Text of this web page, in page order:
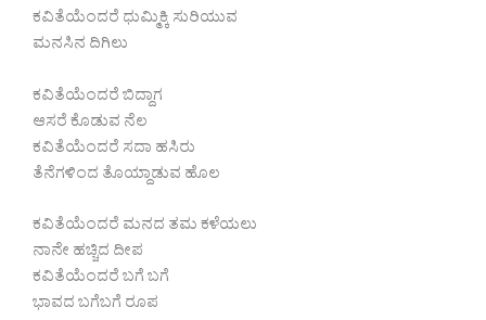
ಕವಿತೆಯೆಂದರೆ ಧುಮ್ಮಿಕ್ಕಿ ಸುರಿಯುವ
ಮನಸಿನ ದಿಗಿಲು
ಕವಿತೆಯೆಂದರೆ ಬಿದ್ದಾಗ
ಆಸರೆ ಕೊಡುವ ನೆಲ
ಕವಿತೆಯೆಂದರೆ ಸದಾ ಹಸಿರು
ತೆನೆಗಳಿಂದ ತೊಯ್ದಾಡುವ ಹೊಲ
ಕವಿತೆಯೆಂದರೆ ಮನದ ತಮ ಕಳೆಯಲು
ನಾನೇ ಹಚ್ಚಿದ ದೀಪ
ಕವಿತೆಯೆಂದರೆ ಬಗೆ ಬಗೆ
ಭಾವದ ಬಗೆಬಗೆ ರೂಪ